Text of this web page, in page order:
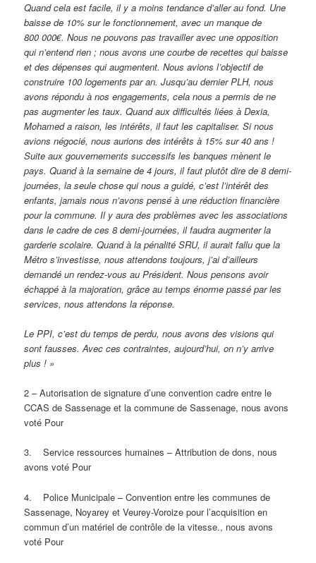
Quand cela est facile, il y a moins tendance d’aller au fond. Une
baisse de 10% sur le fonctionnement, avec un manque de
800 000€. Nous ne pouvons pas travailler avec une opposition
qui n’entend rien ; nous avons une courbe de recettes qui baisse
et des dépenses qui augmentent. Nous avions l’objectif de
construire 100 logements par an. Jusqu’au dernier PLH, nous
avons répondu à nos engagements, cela nous a permis de ne
pas augmenter les taux. Quand aux difficultés liées à Dexia,
Mohamed a raison, les intérêts, il faut les capitaliser. Si nous
avions négocié, nous aurions des intérêts à 15% sur 40 ans !
Suite aux gouvernements successifs les banques mènent le
pays. Quand à la semaine de 4 jours, il faut plutôt dire de 8 demi-
journées, la seule chose qui nous a guidé, c’est l’intérêt des
enfants, jamais nous n’avons pensé à une réduction financière
pour la commune. Il y aura des problèmes avec les associations
dans le cadre de ces 8 demi-journées, il faudra augmenter la
garderie scolaire. Quand à la pénalité SRU, il aurait fallu que la
Métro s’investisse, nous attendons toujours, j’ai d’ailleurs
demandé un rendez-vous au Président. Nous pensons avoir
échappé à la majoration, grâce au temps énorme passé par les
services, nous attendons la réponse.
Le PPI, c’est du temps de perdu, nous avons des visions qui
sont fausses. Avec ces contraintes, aujourd’hui, on n’y arrive
plus ! »
2 – Autorisation de signature d’une convention cadre entre le
CCAS de Sassenage et la commune de Sassenage, nous avons
voté Pour
3. Service ressources humaines – Attribution de dons, nous
avons voté Pour
4. Police Municipale – Convention entre les communes de
Sassenage, Noyarey et Veurey-Voroize pour l’acquisition en
commun d’un matériel de contrôle de la vitesse., nous avons
voté Pour